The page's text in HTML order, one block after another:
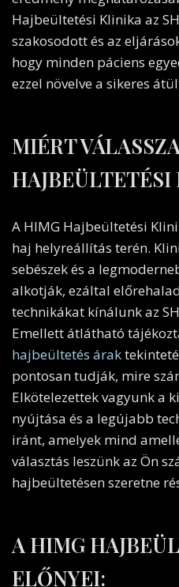
Hajbeültetési Klinika az
szakosodott és az
hogy minden páciens
ezzel növelve a sikeres
MIÉRT
A HIMG Hajbeültetési
haj helyreállítás terén.
sebészek és a
alkotják, ezáltal
technikákat kínálunk az
Emellett átlátható
hajbeültetés árak
pontosan tudják, mire
Elkötelezettek vagyunk a
nyújtása és a legújabb
iránt, amelyek mind
választás leszünk az Ön
hajbeültetésen szeretne
A HIMG
ELŐNYEI: